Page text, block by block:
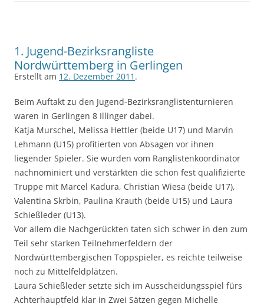
1. Jugend-Bezirksrangliste
Nordwürttemberg in Gerlingen
Erstellt am 12. Dezember 2011 .
Beim Auftakt zu den Jugend-Bezirksranglistenturnieren
waren in Gerlingen 8 Illinger dabei.
Katja Murschel, Melissa Hettler (beide U17) und Marvin
Lehmann (U15) profitierten von Absagen vor ihnen
liegender Spieler. Sie wurden vom Ranglistenkoordinator
nachnominiert und verstärkten die schon fest qualifizierte
Truppe mit Marcel Kadura, Christian Wiesa (beide U17),
Valentina Skrbin, Paulina Krauth (beide U15) und Laura
Schießleder (U13).
Vor allem die Nachgerückten taten sich schwer in den zum
Teil sehr starken Teilnehmerfeldern der
Nordwürttembergischen Toppspieler, es reichte teilweise
noch zu Mittelfeldplätzen.
Laura Schießleder setzte sich im Ausscheidungsspiel fürs
Achterhauptfeld klar in Zwei Sätzen gegen Michelle